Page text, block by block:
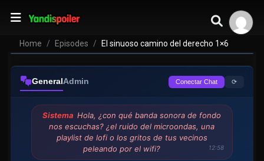
Home Episodes El sinuoso camino del derecho 1×6
GeneralAdmin Conectar Chat ⟳
Sistema Hola, ¿con qué banda sonora de fondo
nos escuchas? ¿el ruido del microondas, una
playlist de lofi o los gritos de tus vecinos
peleando por el wifi?
12:58